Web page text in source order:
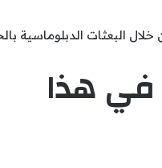
البعثات الدبلوماسية
في هذا